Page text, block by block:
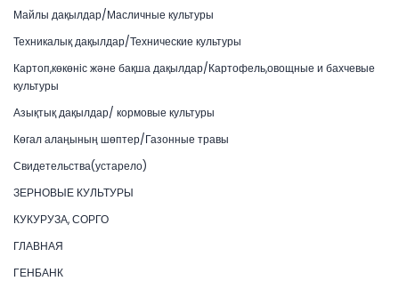
Майлы дақылдар/Масличные культуры
Техникалық дақылдар/Технические культуры
Картоп,көкөніс және бақша дақылдар/Картофель,овощные и бахчевые
культуры
Азықтық дақылдар/ кормовые культуры
Көгал алаңының шөптер/Газонные травы
Свидетельства(устарело)
ЗЕРНОВЫЕ КУЛЬТУРЫ
КУКУРУЗА, СОРГО
ГЛАВНАЯ
ГЕНБАНК